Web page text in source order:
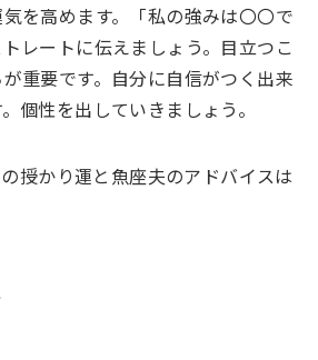
を高めます。「私の強みは〇〇で
レートに伝えましょう。目立つこ
重要です。自分に自信がつく出来
個性を出していきましょう。
授かり運と魚座夫のアドバイスは